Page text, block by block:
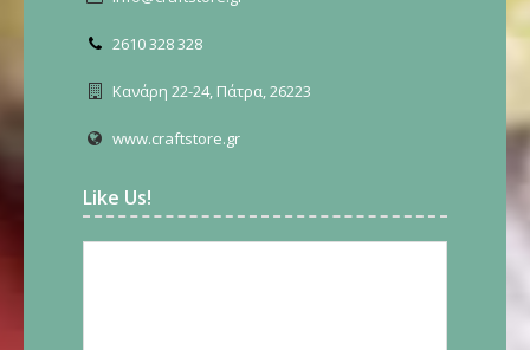
2610 328 328
Κανάρη 22-24, Πάτρα, 26223
www.craftstore.gr
Like Us!